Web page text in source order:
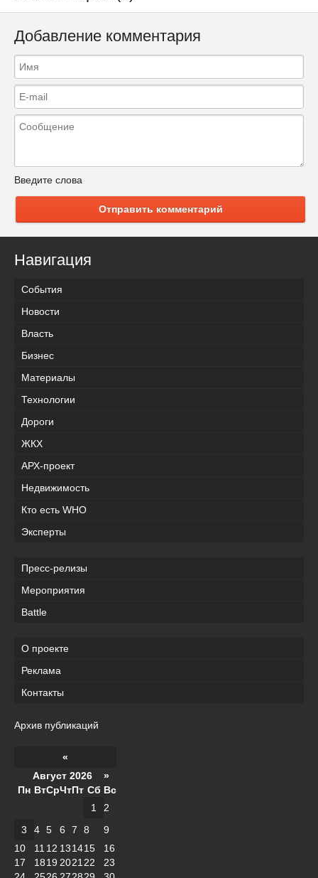
Добавление комментария
Введите слова
Отправить комментарий
Навигация
События
Новости
Власть
Бизнес
Материалы
Технологии
Дороги
ЖКХ
АРХ-проект
Недвижимость
Кто есть WHO
Эксперты
Пресс-релизы
Мероприятия
Battle
О проекте
Реклама
Контакты
Архив публикаций
«
Август 2026 »
Пн ВтСрЧтПт Сб Вс
1
2
3
4 5 6 7 8
9
10
11 12 131415
16
17
1819 2021 22
23